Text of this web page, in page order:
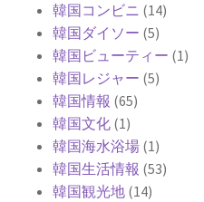
韓国コンビニ (14)
韓国ダイソー (5)
韓国ビューティー (1)
韓国レジャー (5)
韓国情報 (65)
韓国文化 (1)
韓国海水浴場 (1)
韓国生活情報 (53)
韓国観光地 (14)